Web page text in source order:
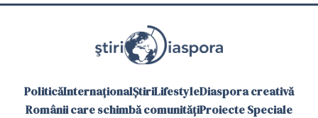
PoliticăInternaționalȘtiriLifestyleDiaspora creativă
Românii care schimbă comunitățiProiecte Speciale